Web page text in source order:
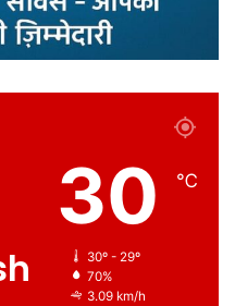
30 ℃
30º - 29º
70%
3.09 km/h